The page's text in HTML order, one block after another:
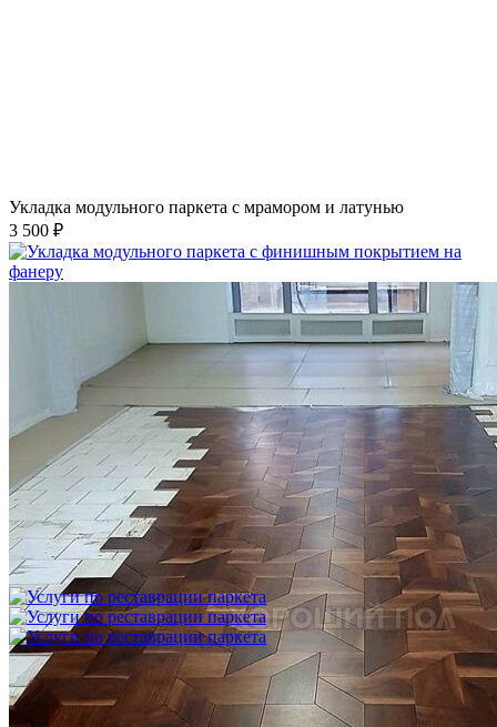
Укладка модульного паркета с мрамором и латунью
3 500 ₽
Укладка модульного паркета с финишным покрытием на
фанеру
3 600 ₽